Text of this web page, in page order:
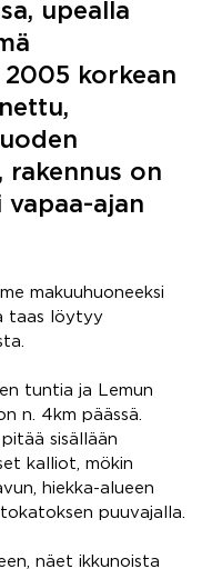
upealla
2005 korkean
rakennus on
vapaa-ajan
makuuhuoneeksi
taas löytyy
tuntia ja Lemun
n. 4km päässä.
sisällään
kalliot, mökin
hiekka-alueen
puuvajalla.
näet ikkunoista